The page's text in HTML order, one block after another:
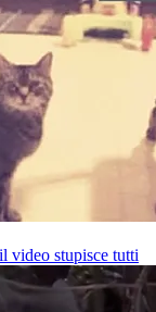
video stupisce tutti